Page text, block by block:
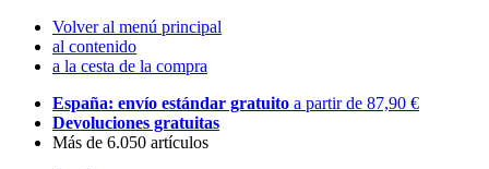
Volver al menú principal
al contenido
a la cesta de la compra
España: envío estándar gratuito a partir de 87,90 €
Devoluciones gratuitas
Más de 6.050 artículos